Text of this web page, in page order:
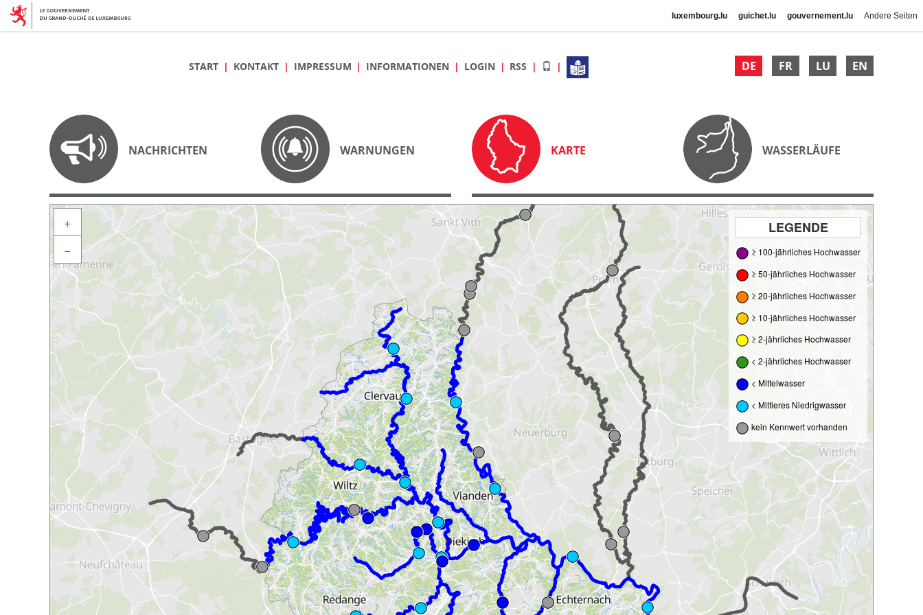
luxembourg.lu guichet.lu gouvernement.lu Andere Seiten
DE FR LU EN
START KONTAKT IMPRESSUM INFORMATIONEN LOGIN RSS
NACHRICHTEN WARNUNGEN KARTE WASSERLÄUFE
LEGENDE
≥ 100-jährliches Hochwasser
≥ 50-jährliches Hochwasser
≥ 20-jährliches Hochwasser
≥ 10-jährliches Hochwasser
≥ 2-jährliches Hochwasser
< 2-jährliches Hochwasser
< Mittelwasser
< Mittleres Niedrigwasser
kein Kennwert vorhanden
+
−